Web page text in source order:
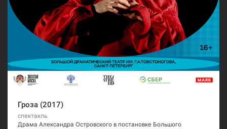
Гроза (2017)
спектакль
Драма Александра Островского в постановке Большого